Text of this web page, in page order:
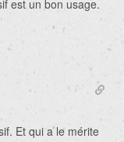
est un bon usage.
Et qui a le mérite